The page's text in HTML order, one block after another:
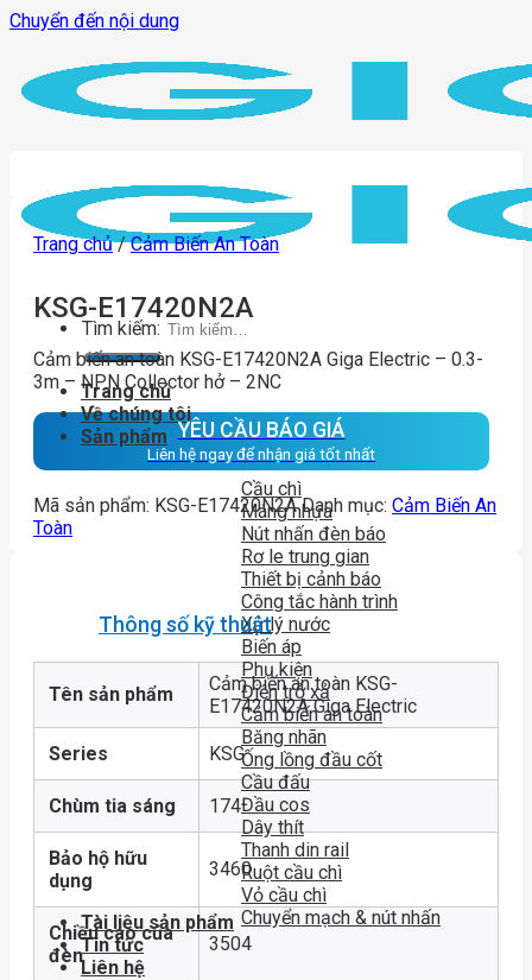
Chuyển đến nội dung
Tìm kiếm:
Trang chủ
Về chúng tôi
Sản phẩm
Cầu chì
Máng nhựa
Nút nhấn đèn báo
Rơ le trung gian
Thiết bị cảnh báo
Công tắc hành trình
Xử lý nước
Biến áp
Phụ kiện
Điện trở xả
Cảm biến an toàn
Băng nhãn
Ống lồng đầu cốt
Cầu đấu
Đầu cos
Dây thít
Thanh din rail
Ruột cầu chì
Vỏ cầu chì
Chuyển mạch & nút nhấn
Tài liệu sản phẩm
Tin tức
Liên hệ
Trang chủ / Cảm Biến An Toàn
KSG-E17420N2A
Cảm biến an toàn KSG-E17420N2A Giga Electric – 0.3-
3m – NPN Collector hở – 2NC
YÊU CẦU BÁO GIÁ
Liên hệ ngay để nhận giá tốt nhất
Mã sản phẩm: KSG-E17420N2A Danh mục: Cảm Biến An
Toàn
Thông số kỹ thuật
Tên sản phẩm
Cảm biến an toàn KSG-
E17420N2A Giga Electric
Series KSG
Chùm tia sáng 174
Bảo hộ hữu
dụng
3460
Chiều cao của
đèn
3504